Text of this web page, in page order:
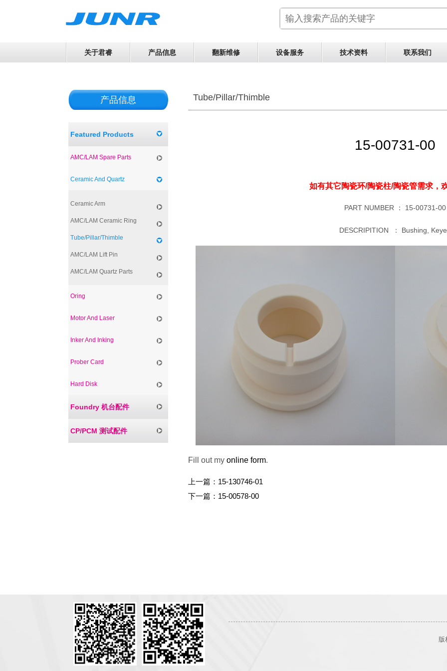
关于君睿 产品信息 翻新维修 设备服务 技术资料 联系我们
产品信息
Featured Products
AMC/LAM Spare Parts
Ceramic And Quartz
Ceramic Arm
AMC/LAM Ceramic Ring
Tube/Pillar/Thimble
AMC/LAM Lift Pin
AMC/LAM Quartz Parts
Oring
Motor And Laser
Inker And Inking
Prober Card
Hard Disk
Foundry 机台配件
CP/PCM 测试配件
Tube/Pillar/Thimble
15-00731-00
如有其它陶瓷环/陶瓷柱/陶瓷管需求，
PART NUMBER ： 15-00731-00
DESCRIPITION ： Bushing,
Fill out my online form.
上一篇： 15-130746-01
下一篇： 15-00578-00